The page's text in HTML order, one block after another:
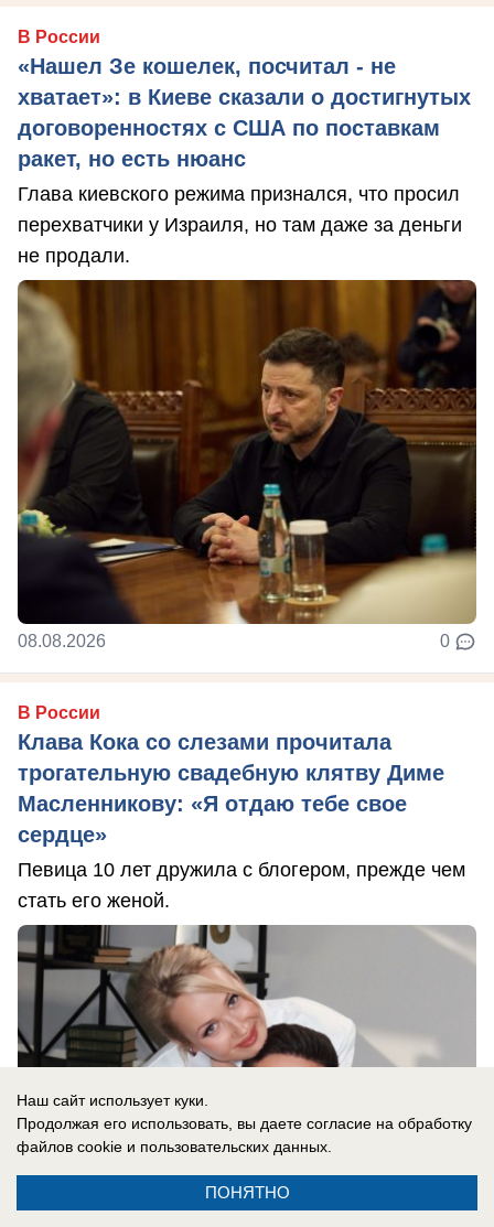
В России
«Нашел Зе кошелек, посчитал - не
хватает»: в Киеве сказали о достигнутых
договоренностях с США по поставкам
ракет, но есть нюанс
Глава киевского режима признался, что просил
перехватчики у Израиля, но там даже за деньги
не продали.
08.08.2026 0
В России
Клава Кока со слезами прочитала
трогательную свадебную клятву Диме
Масленникову: «Я отдаю тебе свое
сердце»
Певица 10 лет дружила с блогером, прежде чем
стать его женой.
Наш сайт использует куки.
Продолжая его использовать, вы даете согласие на обработку
файлов cookie и пользовательских данных.
ПОНЯТНО